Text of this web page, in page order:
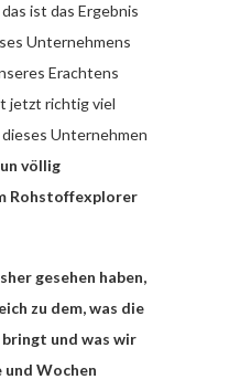
ist das Ergebnis
Unternehmens
Erachtens
jetzt richtig viel
Unternehmen
völlig
Rohstoffexplorer
gesehen haben,
zu dem, was die
und was wir
und Wochen